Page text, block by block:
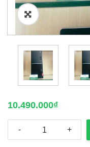
🔍
10.490.000₫
Lenovo
Tower